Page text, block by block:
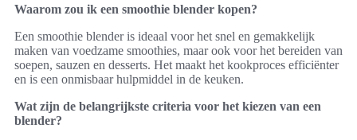
Waarom zou ik een smoothie blender kopen?
Een smoothie blender is ideaal voor het snel en gemakkelijk
maken van voedzame smoothies, maar ook voor het bereiden van
soepen, sauzen en desserts. Het maakt het kookproces efficiënter
en is een onmisbaar hulpmiddel in de keuken.
Wat zijn de belangrijkste criteria voor het kiezen van een
blender?